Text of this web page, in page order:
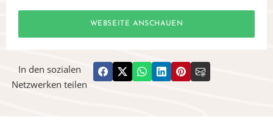
WEBSEITE ANSCHAUEN
In den sozialen
Netzwerken teilen